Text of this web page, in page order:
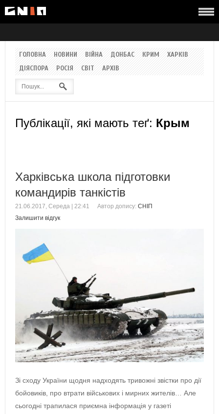
ГОЛОВНА НОВИНИ ВІЙНА ДОНБАС КРИМ
ХАРКІВ
ДІЯСПОРА
РОСІЯ СВІТ АРХІВ
Публікації, які мають теґ: Крым
Харківська школа підготовки
командирів танкістів
21.06.2017, Середа | 22:41 Автор допису: СНІП
Залишити відгук
Зі сходу України щодня надходять тривожні звістки про дії
бойовиків, про втрати військових і мирних жителів… Але
сьогодні трапилася приємна інформація у газеті